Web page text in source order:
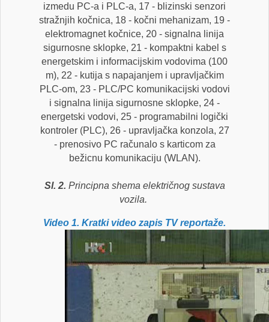
izmedu PC-a i PLC-a, 17 - blizinski senzori
stražnjih kočnica, 18 - kočni mehanizam, 19 -
elektromagnet kočnice, 20 - signalna linija
sigurnosne sklopke, 21 - kompaktni kabel s
energetskim i informacijskim vodovima (100
m), 22 - kutija s napajanjem i upravljačkim
PLC-om, 23 - PLC/PC komunikacijski vodovi
i signalna linija sigurnosne sklopke, 24 -
energetski vodovi, 25 - programabilni logički
kontroler (PLC), 26 - upravljačka konzola, 27
- prenosivo PC računalo s karticom za
bežicnu komunikaciju (WLAN).
Sl. 2. Principna shema električnog sustava
vozila.
Video 1. Kratki video zapis TV reportaže.